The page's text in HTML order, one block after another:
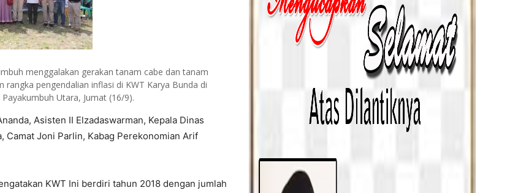
menggalakan gerakan tanam cabe dan tanam
pengendalian inflasi di KWT Karya Bunda di
Utara, Jumat (16/9).
Asisten II Elzadaswarman, Kepala Dinas
Camat Joni Parlin, Kabag Perekonomian Arif
KWT Ini berdiri tahun 2018 dengan jumlah